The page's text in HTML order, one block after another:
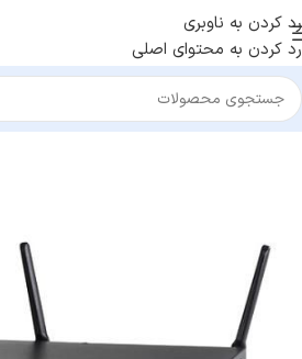
رد کردن به ناوبری
رد کردن به محتوای اصلی